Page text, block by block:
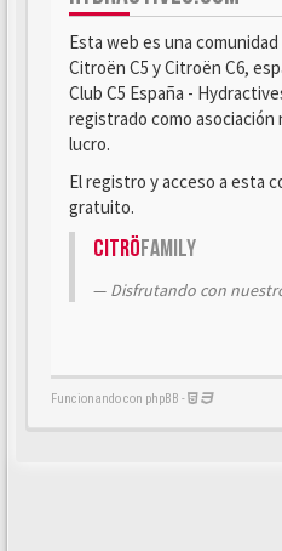
Esta web es una
Citroën C5 y Citroën C6,
Club C5 España -
registrado como asociación
lucro.
El registro y acceso a esta
gratuito.
CitröFamily
Disfrutando con
Funcionando con phpBB -